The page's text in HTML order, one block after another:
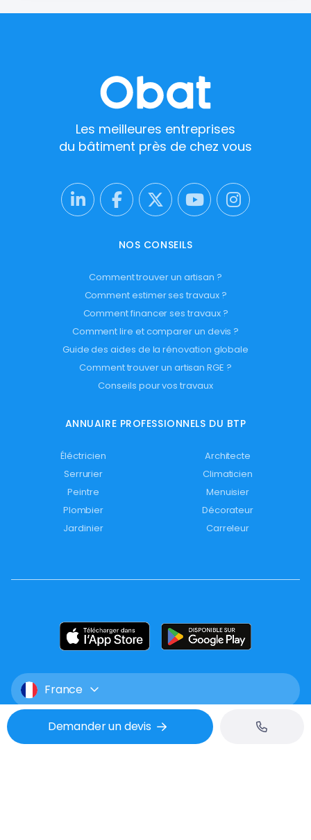
Demander un devis
Les meilleures entreprises
du bâtiment près de chez vous
NOS CONSEILS
Comment trouver un artisan ?
Comment estimer ses travaux ?
Comment financer ses travaux ?
Comment lire et comparer un devis ?
Guide des aides de la rénovation globale
Comment trouver un artisan RGE ?
Conseils pour vos travaux
ANNUAIRE PROFESSIONNELS DU BTP
Éléctricien
Architecte
Serrurier
Climaticien
Peintre
Menuisier
Plombier
Décorateur
Jardinier
Carreleur
France
Mentions légales